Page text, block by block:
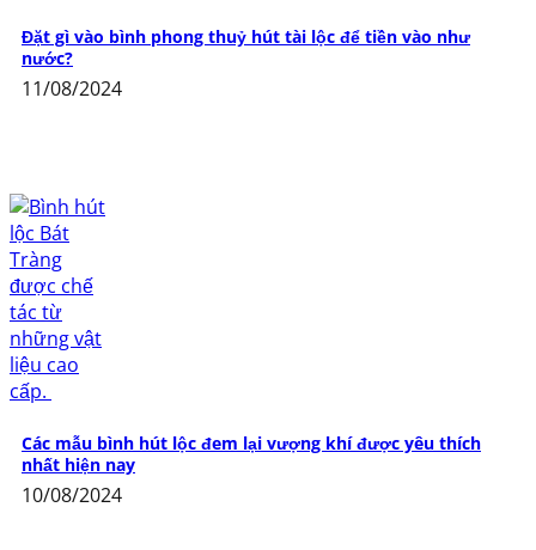
Đặt gì vào bình phong thuỷ hút tài lộc để tiền vào như
nước?
11/08/2024
Các mẫu bình hút lộc đem lại vượng khí được yêu thích
nhất hiện nay
10/08/2024